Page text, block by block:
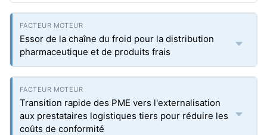
Essor de la chaîne du froid pour la distribution
pharmaceutique et de produits frais
Transition rapide des PME vers l'externalisation
aux prestataires logistiques tiers pour réduire les
coûts de conformité